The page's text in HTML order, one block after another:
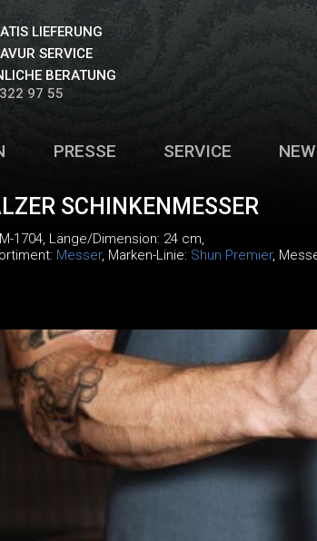
LIEFERUNG
SERVICE
BERATUNG
97 55
PRESSE SERVICE
SCHINKENMESSER
1704, Länge/Dimension: 24 cm,
Messer, Marken-Linie: Shun Premier,